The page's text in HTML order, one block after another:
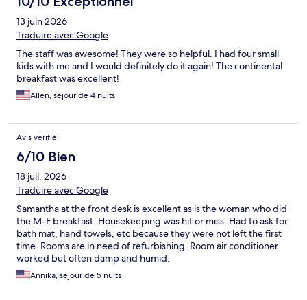
13 juin 2026
Traduire avec Google
The staff was awesome! They were so helpful. I had four small
kids with me and I would definitely do it again! The continental
breakfast was excellent!
Allen, séjour de 4 nuits
Avis vérifié
6/10 Bien
18 juil. 2026
Traduire avec Google
Samantha at the front desk is excellent as is the woman who did
the M-F breakfast. Housekeeping was hit or miss. Had to ask for
bath mat, hand towels, etc because they were not left the first
time. Rooms are in need of refurbishing. Room air conditioner
worked but often damp and humid.
Annika, séjour de 5 nuits